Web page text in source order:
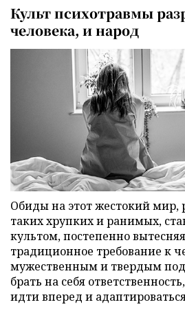
Культ психотравмы
человека, и народ
Обиды на этот жестокий
таких хрупких и ранимых,
культом, постепенно
традиционное требование к
мужественным и твердым
брать на себя
идти вперед и